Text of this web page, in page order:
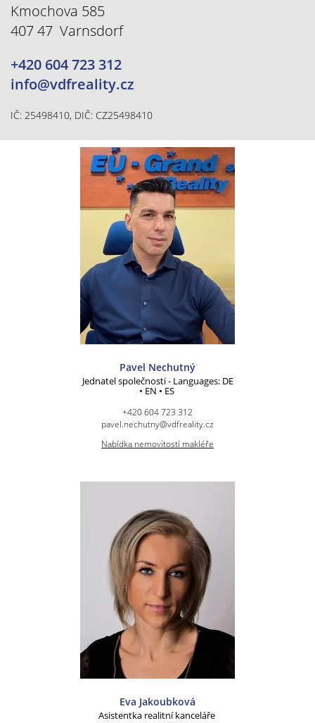
Kmochova 585
407 47 Varnsdorf
+420 604 723 312
info@vdfreality.cz
IČ: 25498410, DIČ: CZ25498410
Pavel Nechutný
Jednatel společnosti - Languages: DE
• EN • ES
+420 604 723 312
pavel.nechutny@vdfreality.cz
Nabídka nemovitostí makléře
Eva Jakoubková
Asistentka realitní kanceláře